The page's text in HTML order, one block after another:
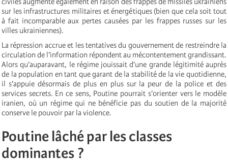
sur les infrastructures militaires et énergétiques (bien que cela soit tout
à fait incomparable aux pertes causées par les frappes russes sur les
villes ukrainiennes).
La répression accrue et les tentatives du gouvernement de restreindre la
circulation de l’information répondent au mécontentement grandissant.
Alors qu’auparavant, le régime jouissait d’une grande légitimité auprès
de la population en tant que garant de la stabilité de la vie quotidienne,
il s’appuie désormais de plus en plus sur la peur de la police et des
services secrets. En ce sens, Poutine pourrait s’orienter vers le modèle
iranien, où un régime qui ne bénéficie pas du soutien de la majorité
conserve le pouvoir par la violence.
Poutine lâché par les classes
dominantes ?